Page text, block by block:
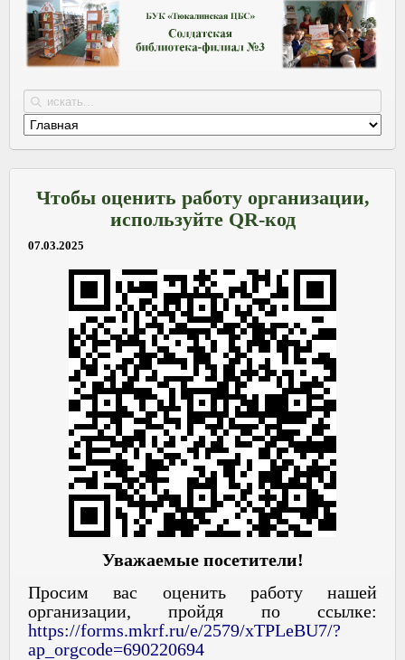
Чтобы оценить работу организации,
используйте QR-код
07.03.2025
Уважаемые посетители!
Просим вас оценить работу нашей
организации, пройдя по ссылке:
https://forms.mkrf.ru/e/2579/xTPLeBU7/?
ap_orgcode=690220694